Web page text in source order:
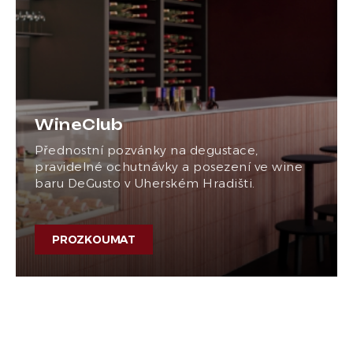
WineClub
Přednostní pozvánky na degustace,
pravidelné ochutnávky a posezení ve wine
baru DeGusto v Uherském Hradišti.
PROZKOUMAT